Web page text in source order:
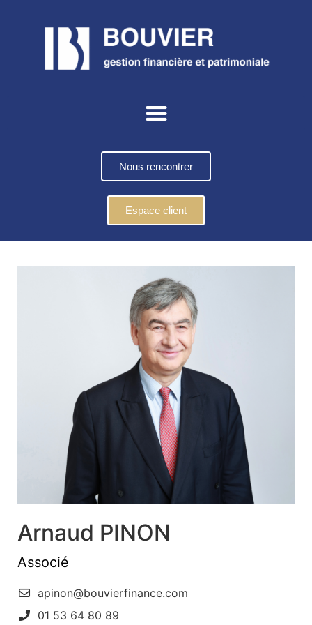
Nous rencontrer
Espace client
Arnaud PINON
Associé
apinon@bouvierfinance.com
01 53 64 80 89